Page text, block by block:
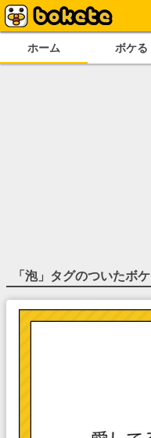
ホーム ボケる
「泡」タグのついたボケ